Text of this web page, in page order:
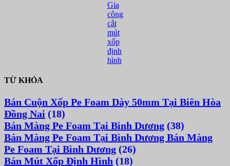
Gia
công
cắt
mút
xốp
định
hình
TỪ KHÓA
Bán Cuộn Xốp Pe Foam Dày 50mm Tại Biên Hòa
Đồng Nai (18)
Bán Màng Pe Foam Tại Bình Dương (38)
Bán Màng Pe Foam Tại Bình Dương Bán Màng
Pe Foam Tại Bình Dương (26)
Bán Mút Xốp Định Hình (18)